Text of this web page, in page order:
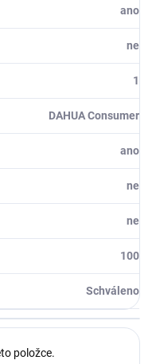
ano
ne
1
DAHUA Consumer
ano
ne
ne
100
Schváleno
položce.